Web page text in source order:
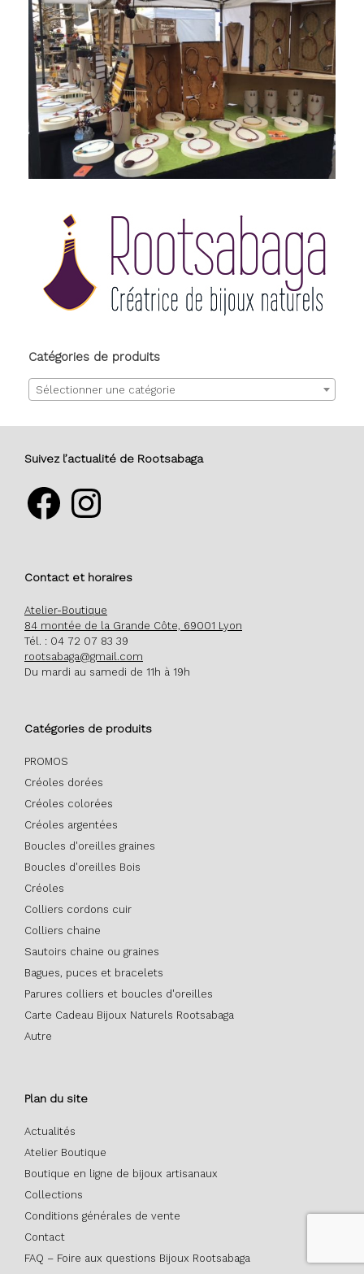
Catégories de produits
Sélectionner une catégorie
Suivez l’actualité de Rootsabaga
Facebook Instagram
Contact et horaires
Atelier-Boutique
84 montée de la Grande Côte, 69001 Lyon
Tél. : 04 72 07 83 39
rootsabaga@gmail.com
Du mardi au samedi de 11h à 19h
Catégories de produits
PROMOS
Créoles dorées
Créoles colorées
Créoles argentées
Boucles d'oreilles graines
Boucles d'oreilles Bois
Créoles
Colliers cordons cuir
Colliers chaine
Sautoirs chaine ou graines
Bagues, puces et bracelets
Parures colliers et boucles d'oreilles
Carte Cadeau Bijoux Naturels Rootsabaga
Autre
Plan du site
Actualités
Atelier Boutique
Boutique en ligne de bijoux artisanaux
Collections
Conditions générales de vente
Contact
FAQ – Foire aux questions Bijoux Rootsabaga